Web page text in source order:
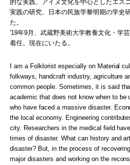
的な実践、アイヌ文化を中心としたエス
実践の研究、日本の民族学黎明期の学史
た。
'19年9月、武蔵野美術大学教養文化・学
着任。現在にいたる。
I am a Folklorist especially on Material
folkways, handcraft industry, agriculture
common people. Sometimes, it is said
academic that does not know when to
who have faced a massive disaster.
the local economy. Engineering
city. Researchers in the medical field
times of disaster. What can history and
disaster? But, in the process of
major disasters and working on the